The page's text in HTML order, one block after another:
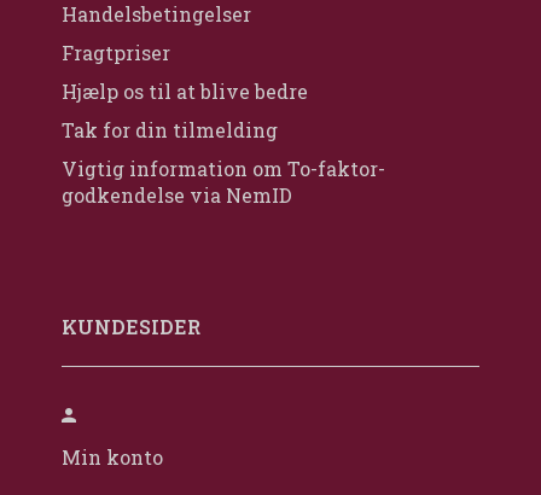
Handelsbetingelser
Fragtpriser
Hjælp os til at blive bedre
Tak for din tilmelding
Vigtig information om To-faktor-
godkendelse via NemID
KUNDESIDER
Min konto